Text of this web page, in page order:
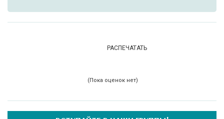
РАСПЕЧАТАТЬ
(Пока оценок нет)